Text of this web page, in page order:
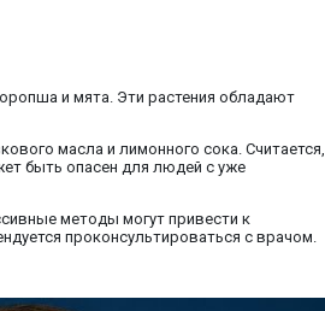
и мята. Эти растения обладают
масла и лимонного сока. Считается,
быть опасен для людей с уже
методы могут привести к
проконсультироваться с врачом.